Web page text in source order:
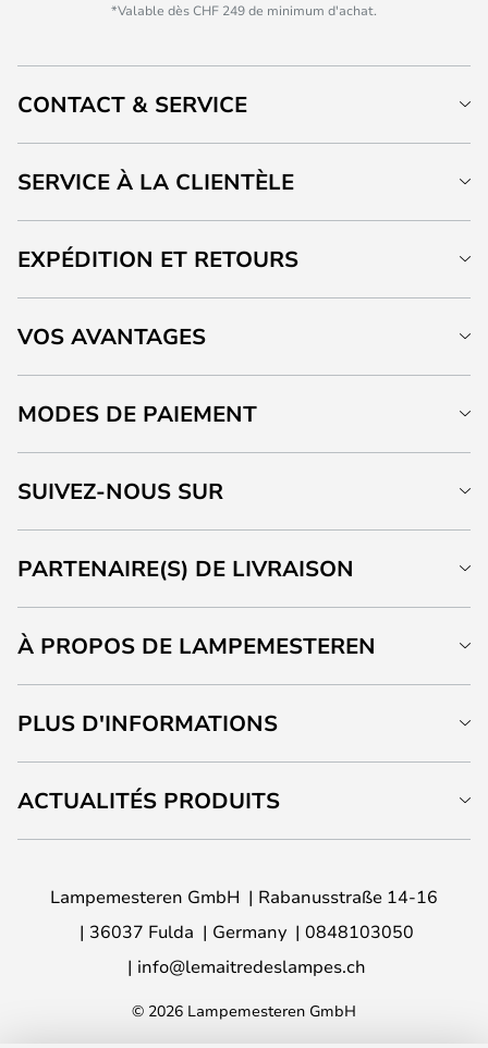
*Valable dès CHF 249 de minimum d'achat.
CONTACT & SERVICE
SERVICE À LA CLIENTÈLE
EXPÉDITION ET RETOURS
VOS AVANTAGES
MODES DE PAIEMENT
SUIVEZ-NOUS SUR
PARTENAIRE(S) DE LIVRAISON
À PROPOS DE LAMPEMESTEREN
PLUS D'INFORMATIONS
ACTUALITÉS PRODUITS
Lampemesteren GmbH
Rabanusstraße 14-16
36037 Fulda
Germany
0848103050
info@lemaitredeslampes.ch
© 2026 Lampemesteren GmbH